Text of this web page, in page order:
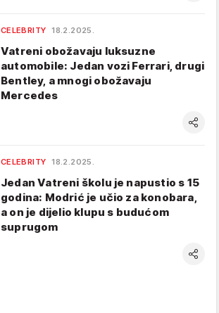
CELEBRITY 18.2.2025.
Vatreni obožavaju luksuzne
automobile: Jedan vozi Ferrari, drugi
Bentley, a mnogi obožavaju
Mercedes
CELEBRITY 18.2.2025.
Jedan Vatreni školu je napustio s 15
godina: Modrić je učio za konobara,
a on je dijelio klupu s budućom
suprugom